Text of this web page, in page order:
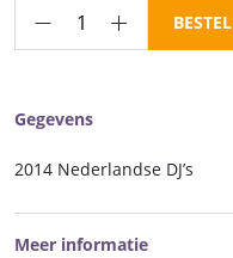
Frankeerzegels
Nederland
3233
aantal
BESTEL
Gegevens
2014 Nederlandse DJ’s
Meer informatie